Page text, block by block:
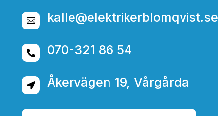
 kalle@elektrikerblomqvist.se
 070-321 86 54
 Åkervägen 19, Vårgårda